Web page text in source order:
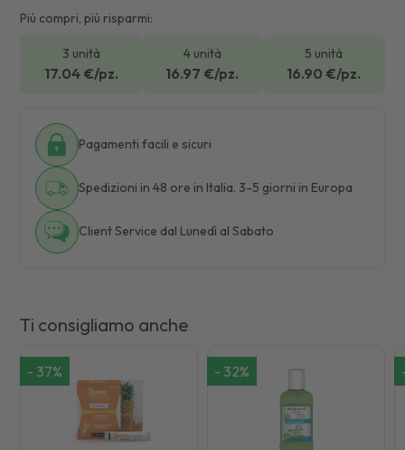
Più compri, più risparmi:
3 unità
17.04€/pz.
4 unità
16.97 €/pz.
5 unità
16.90 €/pz.
Pagamenti facili e sicuri
Spedizioni in 48 ore in Italia. 3-5 giorni in Europa
Client Service dal Lunedì al Sabato
Ti consigliamo anche
- 37% - 32%